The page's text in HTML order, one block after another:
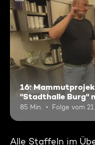
16:
"Stadthalle Burg"
85 Min. Folge vom
Alle Staffeln im